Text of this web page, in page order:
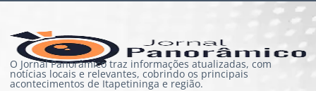
O Jornal Panorâmico traz informações atualizadas, com
notícias locais e relevantes, cobrindo os principais
acontecimentos de Itapetininga e região.